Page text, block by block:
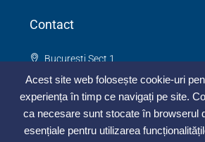
Acest site web folosește cookie-uri
experiența în timp ce navigați pe site.
ca necesare sunt stocate în browserul
esențiale pentru utilizarea
Bucuresti Sect 1
0748 325 273
contact@topimobiliar.ro